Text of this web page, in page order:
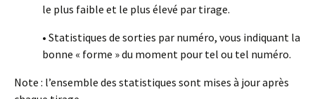
le plus faible et le plus élevé par tirage.
• Statistiques de sorties par numéro, vous indiquant la
bonne « forme » du moment pour tel ou tel numéro.
Note : l’ensemble des statistiques sont mises à jour après